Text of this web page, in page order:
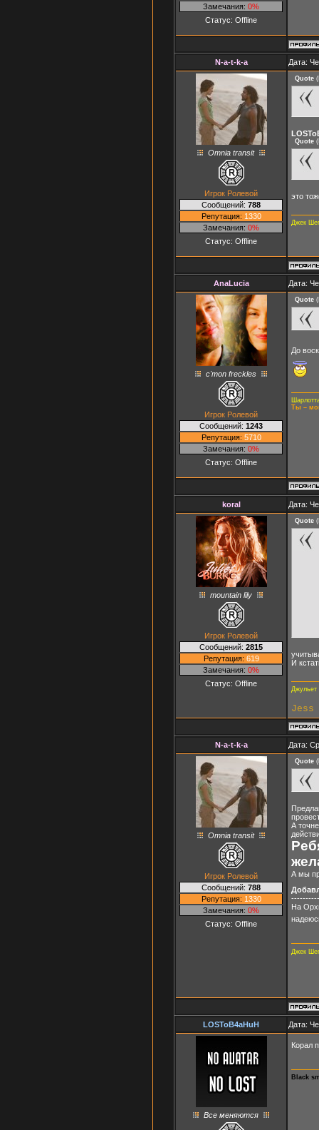
Замечания: 0%
Статус: Offline
N-a-t-k-a Дата:
Omnia transit
Игрок Ролевой
Сообщений: 788
Репутация: 1330
Замечания: 0%
Статус: Offline
Quote (
Quote (
это
Джек
AnaLucia Дата:
c'mon freckles
Игрок Ролевой
Сообщений: 1243
Репутация: 5710
Замечания: 0%
Статус: Offline
Quote (
До
Ты –
koral Дата:
mountain lily
Игрок Ролевой
Сообщений: 2815
Репутация: 619
Замечания: 0%
Статус: Offline
Quote (
И
N-a-t-k-a Дата:
Omnia transit
Игрок Ролевой
Сообщений: 788
Репутация: 1330
Замечания: 0%
Статус: Offline
Quote (
А
А мы
На
Джек
LOSToB4aHuH Дата:
Все меняются
Корал
Black